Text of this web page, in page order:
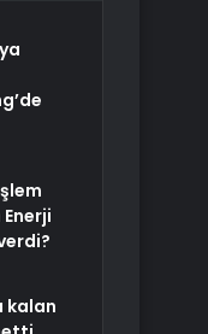
kalan